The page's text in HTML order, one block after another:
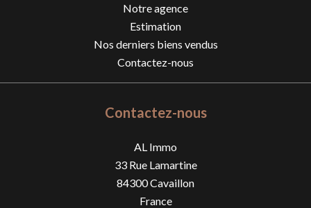
Notre agence
Estimation
Nos derniers biens vendus
Contactez-nous
Contactez-nous
AL Immo
33 Rue Lamartine
84300Cavaillon
France